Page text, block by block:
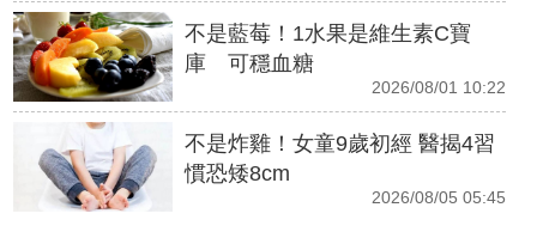
不是藍莓！1水果是維生素C寶
庫 可穩血糖
2026/08/01 10:22
不是炸雞！女童9歲初經 醫揭4習
慣恐矮8cm
2026/08/05 05:45